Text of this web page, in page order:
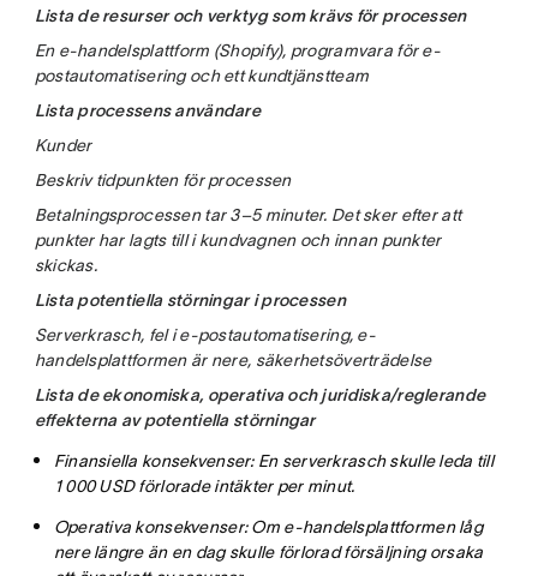
Lista de resurser och verktyg som krävs för processen
En e-handelsplattform (Shopify), programvara för e-
postautomatisering och ett kundtjänstteam
Lista processens användare
Kunder
Beskriv tidpunkten för processen
Betalningsprocessen tar 3–5 minuter. Det sker efter att
punkter har lagts till i kundvagnen och innan punkter
skickas.
Lista potentiella störningar i processen
Serverkrasch, fel i e-postautomatisering, e-
handelsplattformen är nere, säkerhetsöverträdelse
Lista de ekonomiska, operativa och juridiska/reglerande
effekterna av potentiella störningar
Finansiella konsekvenser: En serverkrasch skulle leda till
1 000 USD förlorade intäkter per minut.
Operativa konsekvenser: Om e-handelsplattformen låg
nere längre än en dag skulle förlorad försäljning orsaka